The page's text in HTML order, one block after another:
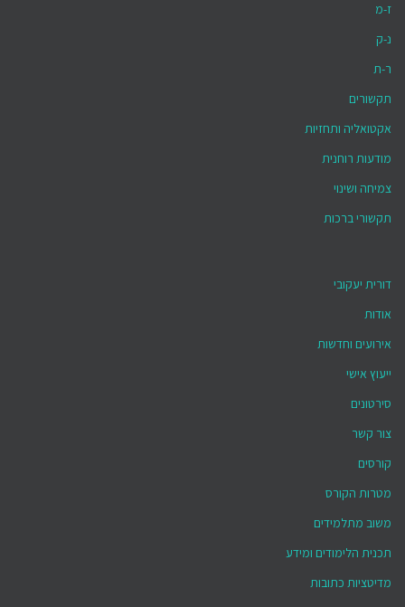
ז-מ
נ-ק
ר-ת
תקשורים
אקטואליה ותחזיות
מודעות רוחנית
צמיחה ושינוי
תקשורי ברכות
דורית יעקובי
אודות
אירועים וחדשות
ייעוץ אישי
סירטונים
צור קשר
קורסים
מטרות הקורס
משוב מתלמידים
תכנית הלימודים ומידע
מדיטציות כתובות